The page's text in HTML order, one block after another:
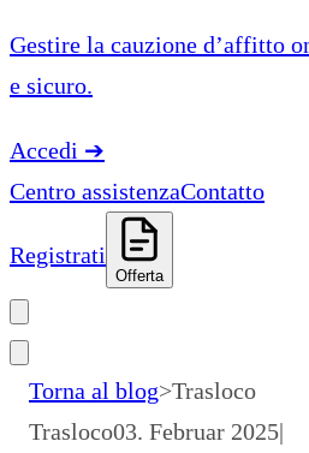
Gestire la cauzione d’affitto
e sicuro.
Accedi ➔
Centro assistenzaContatto
Registrati
Offerta
Torna al blog>Trasloco
Trasloco03. Februar 2025|